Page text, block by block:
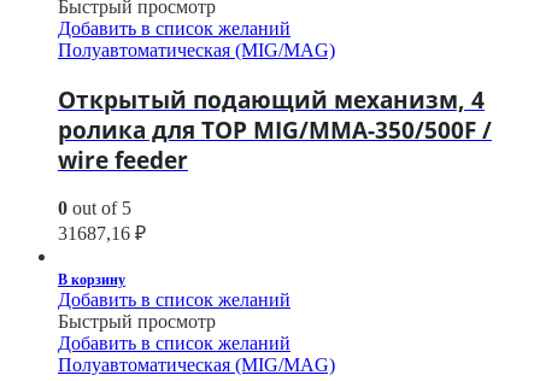
Быстрый просмотр
Добавить в список желаний
Полуавтоматическая (MIG/MAG)
Открытый подающий механизм, 4
ролика для TOP MIG/MMA-350/500F /
wire feeder
0 out of 5
31687,16 ₽
В корзину
Добавить в список желаний
Быстрый просмотр
Добавить в список желаний
Полуавтоматическая (MIG/MAG)